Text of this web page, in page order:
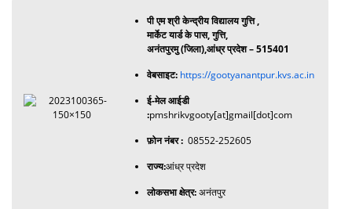
पी एम श्री केन्द्रीय विद्यालय गुत्ति ,
मार्केट यार्ड के पास, गुत्ति,
अनंतपुरमु (जिला),आंध्र प्रदेश – 515401
वेबसाइट: https://gootyanantpur.kvs.ac.in
ई-मेल आईडी
:pmshrikvgooty[at]gmail[dot]com
फ़ोन नंबर :08552-252605
राज्य:आंध्र प्रदेश
लोकसभा क्षेत्र:अनंतपुर